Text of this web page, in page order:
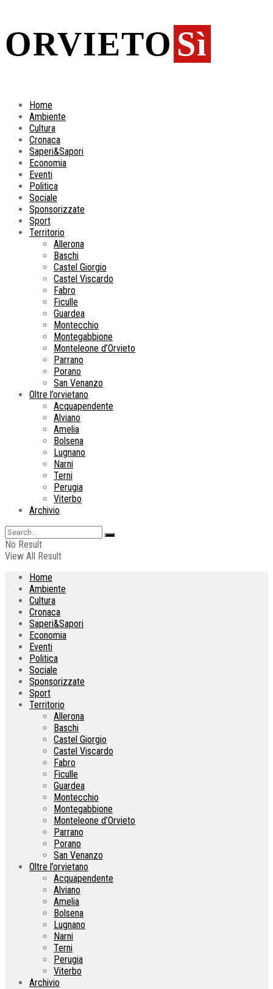
ORVIETO Sì
Home
Ambiente
Cultura
Cronaca
Saperi&Sapori
Economia
Eventi
Politica
Sociale
Sponsorizzate
Sport
Territorio
Allerona
Baschi
Castel Giorgio
Castel Viscardo
Fabro
Ficulle
Guardea
Montecchio
Montegabbione
Monteleone d’Orvieto
Parrano
Porano
San Venanzo
Oltre l’orvietano
Acquapendente
Alviano
Amelia
Bolsena
Lugnano
Narni
Terni
Perugia
Viterbo
Archivio
No Result
View All Result
Home
Ambiente
Cultura
Cronaca
Saperi&Sapori
Economia
Eventi
Politica
Sociale
Sponsorizzate
Sport
Territorio
Allerona
Baschi
Castel Giorgio
Castel Viscardo
Fabro
Ficulle
Guardea
Montecchio
Montegabbione
Monteleone d’Orvieto
Parrano
Porano
San Venanzo
Oltre l’orvietano
Acquapendente
Alviano
Amelia
Bolsena
Lugnano
Narni
Terni
Perugia
Viterbo
Archivio